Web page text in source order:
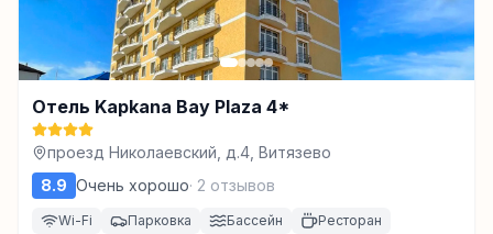
Отель Kapkana Bay Plaza 4*
проезд Николаевский, д.4, Витязево
8.9 Очень хорошо· 2 отзывов
Wi-Fi Парковка Бассейн Ресторан